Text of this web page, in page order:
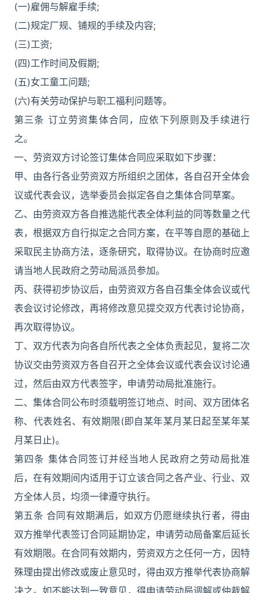
(一)雇佣与解雇手续;
(二)规定厂规、铺规的手续及内容;
(三)工资;
(四)工作时间及假期;
(五)女工童工问题;
(六)有关劳动保护与职工福利问题等。
第三条 订立劳资集体合同，应依下列原则及手续进行
之。
一、劳资双方讨论签订集体合同应采取如下步骤：
甲、由各行各业劳资双方所组织之团体，各自召开全体会
议或代表会议，选举委员会拟定各自之集体合同草案。
乙、由劳资双方各自推选能代表全体利益的同等数量之代
表，根据双方自行拟定之合同方案，在平等自愿的基础上
采取民主协商方法，逐条研究，取得协议。在协商时应邀
请当地人民政府之劳动局派员参加。
丙、获得初步协议后，由劳资双方各自召集全体会议或代
表会议讨论修改，再将修改意见提交双方代表讨论协商，
再次取得协议。
丁、双方代表为向各自所代表之全体负责起见，复将二次
协议交由劳资双方各自召开之全体会议或代表会议讨论通
过，然后由双方代表签字，申请劳动局批准施行。
二、集体合同公布时须载明签订地点、时间、双方团体名
称、代表姓名、有效期限(即自某年某月某日起至某年某
月某日止)。
第四条 集体合同签订并经当地人民政府之劳动局批准
后，在有效期间内适用于订立该合同之各产业、行业、双
方全体人员，均须一律遵守执行。
第五条 合同有效期满后，如双方仍愿继续执行者，得由
双方推举代表签订合同延期协定，申请劳动局备案后延长
有效期限。在合同有效期内，劳资双方之任何一方，因特
殊理由提出修改或废止意见时，得由双方推举代表协商解
决之。如不能达到一致意见，得申请劳动局调解或仲裁解